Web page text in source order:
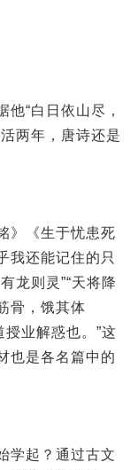
他“白日依山尽，
两年，唐诗还是
》《生于忧患死
我还能记住的只
龙则灵”“天将降
骨，饿其体
授业解惑也。”这
也是各名篇中的
学起？通过古文